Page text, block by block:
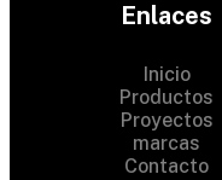
Enlaces
Inicio
Productos
Proyectos
marcas
Contacto